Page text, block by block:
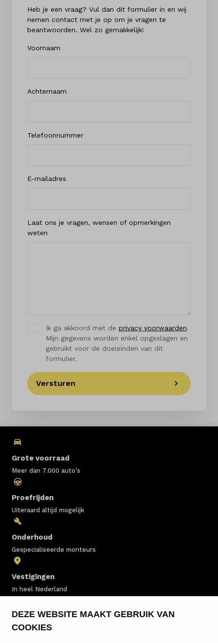
DEZE WEBSITE MAAKT GEBRUIK VAN
COOKIES
Heb je een vraag? Vul dan dit formulier in en wij
nemen contact met je op om je vragen te
beantwoorden. Wel zo gemakkelijk!
Voornaam
Achternaam
Telefoonnummer
E-mailadres
Laat ons je vragen, wensen of opmerkingen
weten
Ik ga akkoord met de privacy voorwaarden.
Mijn gegevens worden enkel opgeslagen en
gebruikt voor de doeleinden van dit
formulier.
Versturen
Grote voorraad
Meer dan 7.000 auto's
Proefrijden
Uiteraard altijd mogelijk
Onderhoud
Gespecialiseerde monteurs
Vestigingen
In heel Nederland
Voorraad